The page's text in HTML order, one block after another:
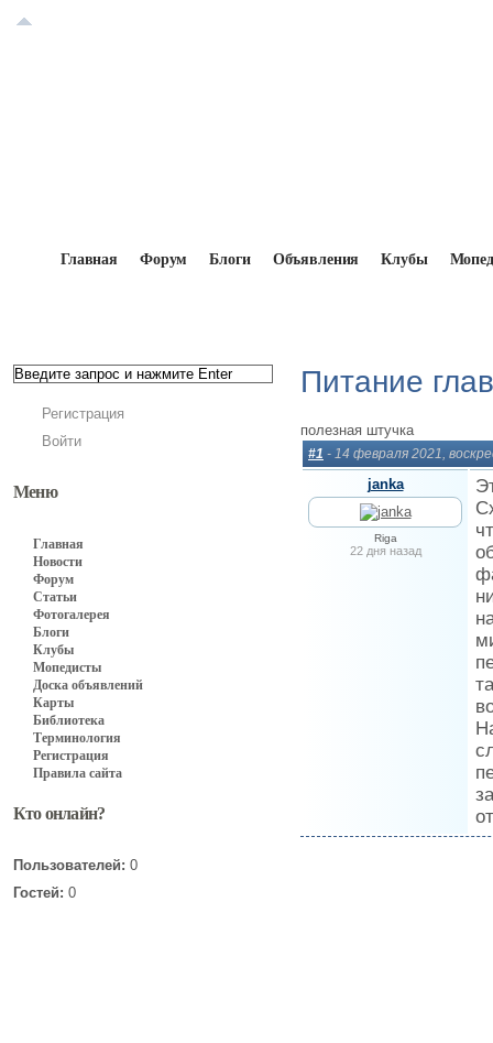
Главная Форум Блоги Объявления Клубы
Регистрация
Войти
Меню
Главная
Новости
Форум
Статьи
Фотогалерея
Блоги
Клубы
Мопедисты
Доска объявлений
Карты
Библиотека
Терминология
Регистрация
Правила сайта
Кто онлайн?
Пользователей: 0
Гостей: 0
Питание
полезная штучка
#1 - 14 февраля 2021,
janka
Riga
22 дня назад